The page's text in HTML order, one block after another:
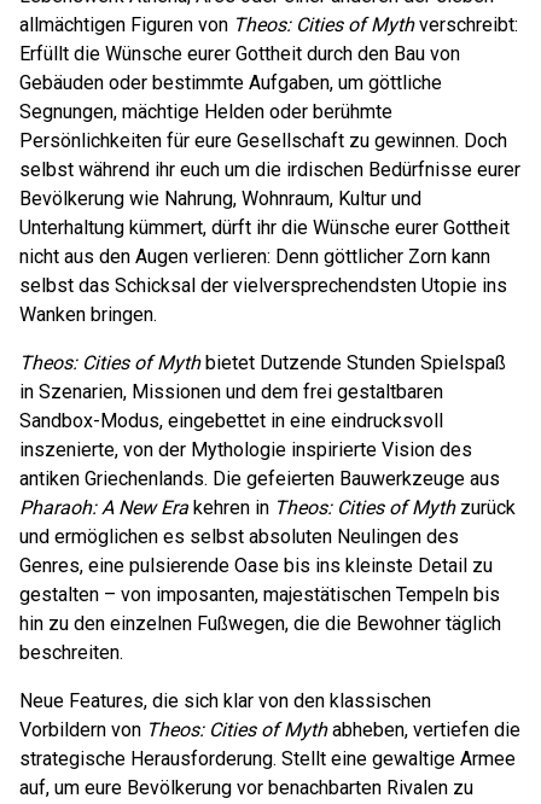
allmächtigen Figuren von Theos: Cities of Mythverschreibt:
Erfüllt die Wünsche eurer Gottheit durch den Bau von
Gebäuden oder bestimmte Aufgaben, um göttliche
Segnungen, mächtige Helden oder berühmte
Persönlichkeiten für eure Gesellschaft zu gewinnen. Doch
selbst während ihr euch um die irdischen Bedürfnisse eurer
Bevölkerung wie Nahrung, Wohnraum, Kultur und
Unterhaltung kümmert, dürft ihr die Wünsche eurer Gottheit
nicht aus den Augen verlieren: Denn göttlicher Zorn kann
selbst das Schicksal der vielversprechendsten Utopie ins
Wanken bringen.
Theos: Cities of Mythbietet Dutzende Stunden Spielspaß
in Szenarien, Missionen und dem frei gestaltbaren
Sandbox-Modus, eingebettet in eine eindrucksvoll
inszenierte, von der Mythologie inspirierte Vision des
antiken Griechenlands. Die gefeierten Bauwerkzeuge aus
Pharaoh: A New Era kehren in Theos: Cities of Myth zurück
und ermöglichen es selbst absoluten Neulingen des
Genres, eine pulsierende Oase bis ins kleinste Detail zu
gestalten – von imposanten, majestätischen Tempeln bis
hin zu den einzelnen Fußwegen, die die Bewohner täglich
beschreiten.
Neue Features, die sich klar von den klassischen
Vorbildern von Theos: Cities of Mythabheben, vertiefen die
strategische Herausforderung. Stellt eine gewaltige Armee
auf, um eure Bevölkerung vor benachbarten Rivalen zu